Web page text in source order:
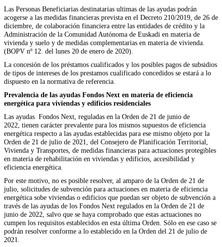
Las Personas Beneficiarias destinatarias ultimas de las ayudas podrán
acogerse a las medidas financieras prevista en el Decreto 210/2019, de 26 de
diciembre, de colaboración financiera entre las entidades de crédito y la
Administración de la Comunidad Autónoma de Euskadi en materia de
vivienda y suelo y de medidas complementarias en materia de vivienda.
(BOPV nº 12. del lunes 20 de enero de 2020).
La concesión de los préstamos cualificados y los posibles pagos de subsidios
de tipos de intereses de los prestamos cualificado concedidos se estará a lo
dispuesto en la normativa de referencia.
Prevalencia de las ayudas Fondos Next en materia de eficiencia
energética para viviendas y edificios residenciales
Las ayudas Fondos Next, reguladas en la Orden de 21 de junio de
2022, tienen carácter prevalente para los mismos supuestos de eficiencia
energética respecto a las ayudas establecidas para ese mismo objeto por la
Orden de 21 de julio de 2021, del Consejero de Planificación Territorial,
Vivienda y Transportes, de medidas financieras para actuaciones protegibles
en materia de rehabilitación en viviendas y edificios, accesibilidad y
eficiencia energética.
Por este motivo, no es posible resolver, al amparo de la Orden de 21 de
julio, solicitudes de subvención para actuaciones en materia de eficiencia
energética sobe viviendas o edificios que puedan ser objeto de subvención a
través de las ayudas de los Fondos Next regulados en la Orden de 21 de
junio de 2022, salvo que se haya comprobado que estas actuaciones no
cumpen los requisitos establecidos en esta última Orden. Sólo en ese caso se
podrán resolver conforme a lo establecido en la Orden del 21 de julio de
2021.